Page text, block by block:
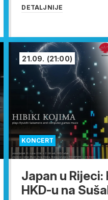
DETALJNIJE
KONCERT
21.09. (21:00)
Japan u Rijeci:
HKD-u na